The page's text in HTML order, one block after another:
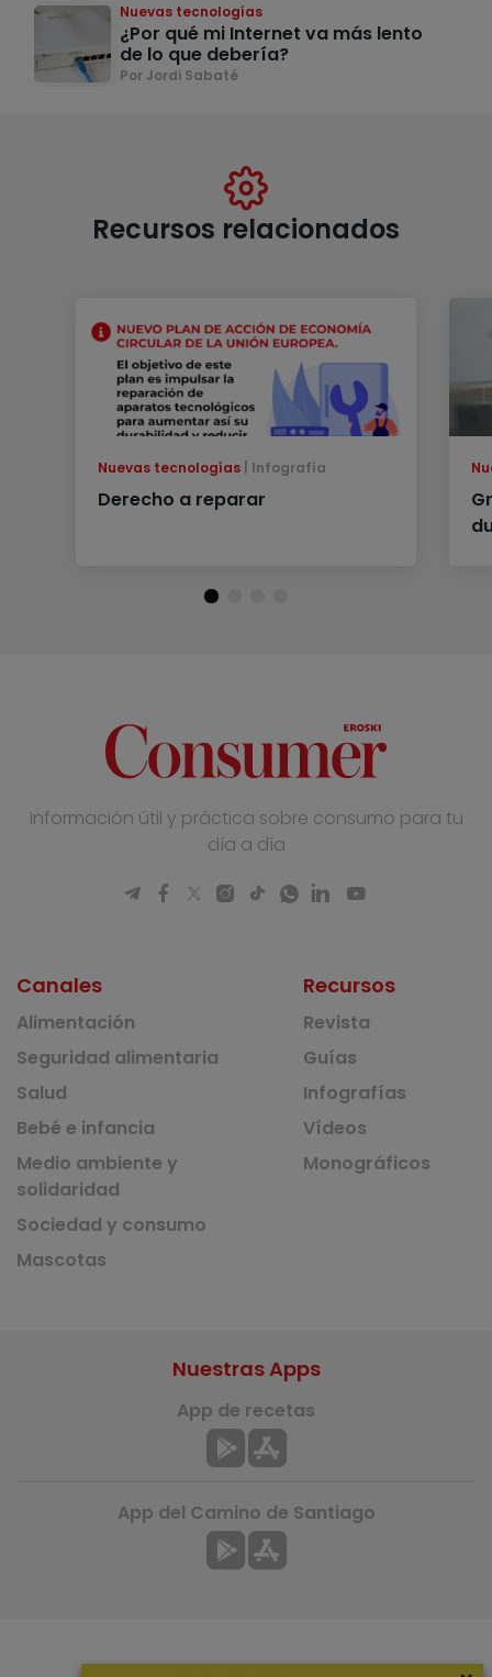
Nuevas tecnologías
¿Por qué mi Internet va más lento
de lo que debería?
Por Jordi Sabaté
Recursos relacionados
Nuevas tecnologías Infografía
Derecho a reparar
Información útil y práctica sobre consumo para tu
día a día
Canales
Alimentación
Seguridad alimentaria
Salud
Bebé e infancia
Medio ambiente y
solidaridad
Sociedad y consumo
Mascotas
Recursos
Revista
Guías
Infografías
Vídeos
Monográficos
Nuestras Apps
App de recetas
App del Camino de Santiago